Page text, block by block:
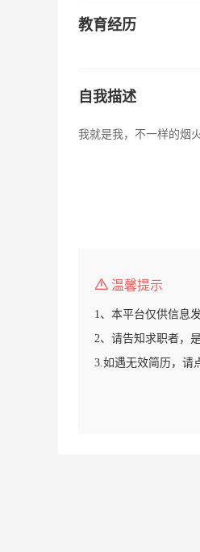
教育经历
自我描述
我就是我，不一样的烟
温馨提示
1、本平台仅供信息
2、请告知求职者，
3.如遇无效简历，请